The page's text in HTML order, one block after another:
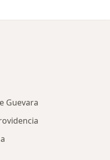
Guevara